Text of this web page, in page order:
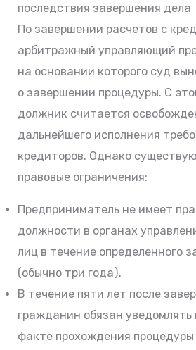
последствия завершения дела
По завершении расчетов с
арбитражный управляющий
на основании которого суд
о завершении процедуры. С
должник считается
дальнейшего исполнения
кредиторов. Однако
правовые ограничения:
Предприниматель не имеет
должности в органах
лиц в течение определенного
(обычно три года).
В течение пяти лет после
гражданин обязан уведомлять
факте прохождения